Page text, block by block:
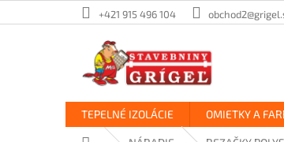
na
+421 915 496 104
TEPELNÉ IZOLÁCIE OMIETKY A